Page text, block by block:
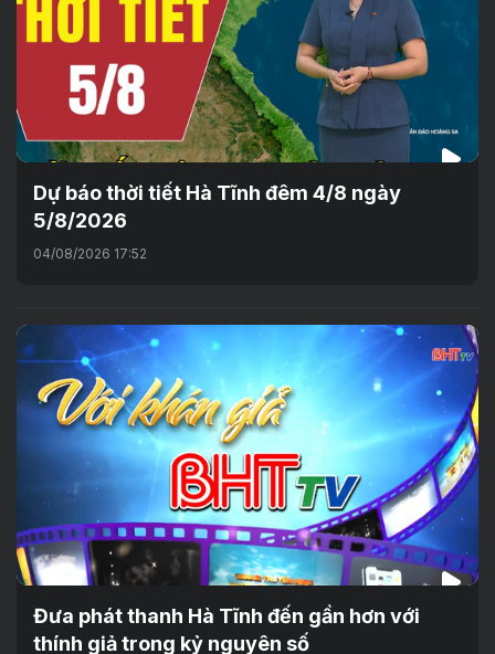
Dự báo thời tiết Hà Tĩnh đêm 4/8 ngày
5/8/2026
04/08/2026 17:52
Đưa phát thanh Hà Tĩnh đến gần hơn với
thính giả trong kỷ nguyên số